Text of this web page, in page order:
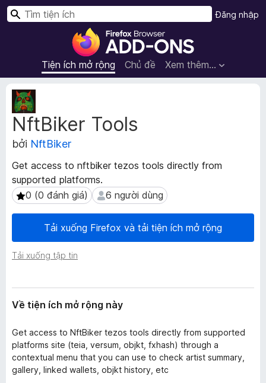
T
ệ
n
h
t
ì
h
d
y
i
f
o
x
Tiện ích mở rộng Chủ đề Xem thêm…
Đăng nhập
T
NftBiker Tools
bởi NftBiker
Get access to nftbiker tezos tools directly from
supported platforms.
0 (0 đánh giá)
0 (0 đánh giá) 6 người dùng
6 người dùng
Tải xuống Firefox và tải tiện ích mở rộng
Tải xuống tập tin
S
ê
u
d
l
i
ệ
u
r
ộ
Về tiện ích mở rộng này
Get access to NftBiker tezos tools directly from supported
platforms site (teia, versum, objkt, fxhash) through a
contextual menu that you can use to check artist summary,
gallery, linked wallets, objkt history, etc